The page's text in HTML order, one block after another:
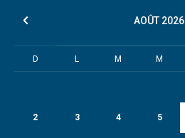
AOÛT 2026
D L M M
2 3 4 5